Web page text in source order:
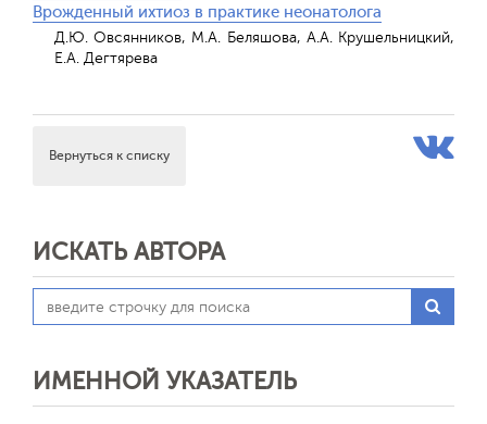
Врожденный ихтиоз в практике неонатолога
Д.Ю. Овсянников, М.А. Беляшова, А.А. Крушельницкий,
Е.А. Дегтярева
Вернуться к списку
ИСКАТЬ АВТОРА
ИМЕННОЙ УКАЗАТЕЛЬ